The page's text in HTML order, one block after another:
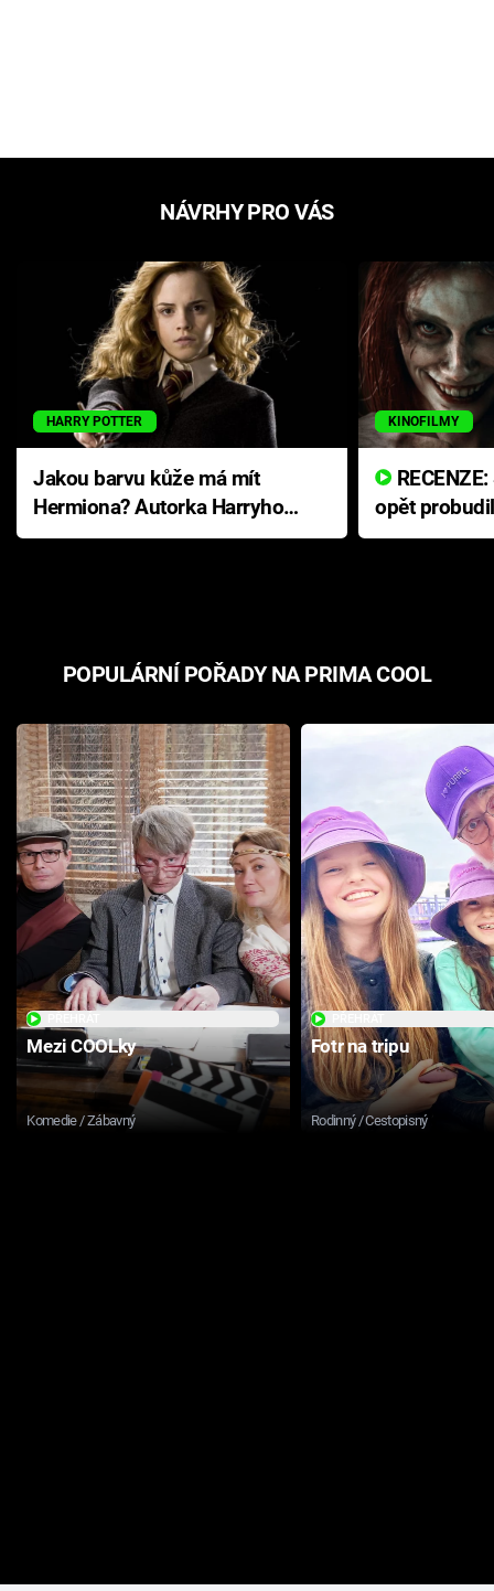
NÁVRHY PRO VÁS
HARRY POTTER
Jakou barvu kůže má mít
Hermiona? Autorka Harryho
Pottera přišla s ráznou
KINOFILMY
opět
přichází s
POPULÁRNÍ POŘADY NA PRIMA COOL
Mezi COOLky
Komedie / Zábavný
Fotr na tripu
Rodinný / Cestopisný